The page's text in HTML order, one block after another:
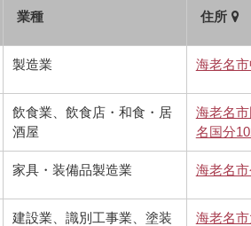
業種 住所
製造業 海老名
飲食業、飲食店・和食・居
酒屋
海老名
名国分
家具・装備品製造業 海老名
建設業、識別工事業、塗装
海老名